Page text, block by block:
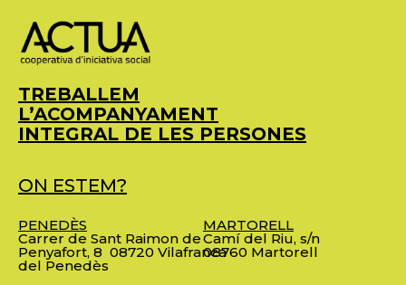
TREBALLEM
L’ACOMPANYAMENT
INTEGRAL DE LES PERSONES
ON ESTEM?
PENEDÈS
Carrer de Sant Raimon de
Penyafort, 8 08720 Vilafranca
del Penedès
MARTORELL
Camí del Riu, s/n
08760 Martorell